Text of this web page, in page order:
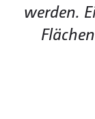
werden.